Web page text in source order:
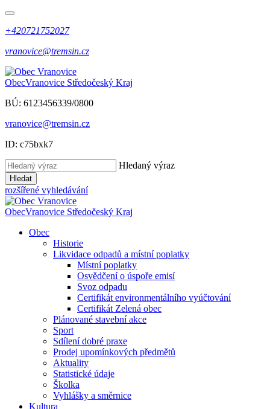
+420721752027
vranovice@tremsin.cz
ObecVranovice Středočeský Kraj
BÚ: 6123456339/0800
vranovice@tremsin.cz
ID: c75bxk7
Hledaný výraz
Hledat
rozšířené vyhledávání
ObecVranovice Středočeský Kraj
Obec
Historie
Likvidace odpadů a místní poplatky
Místní poplatky
Osvědčení o úspoře emisí
Svoz odpadu
Certifikát environmentálního vyúčtování
Certifikát Zelená obec
Plánované stavební akce
Sport
Sdílení dobré praxe
Prodej upomínkových předmětů
Aktuality
Statistické údaje
Školka
Vyhlášky a směrnice
Kultura